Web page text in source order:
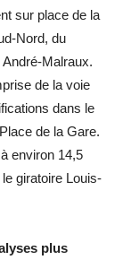
sur place de la
Nord, du
Malraux.
de la voie
dans le
de la Gare.
environ 14,5
giratoire Louis-
plus